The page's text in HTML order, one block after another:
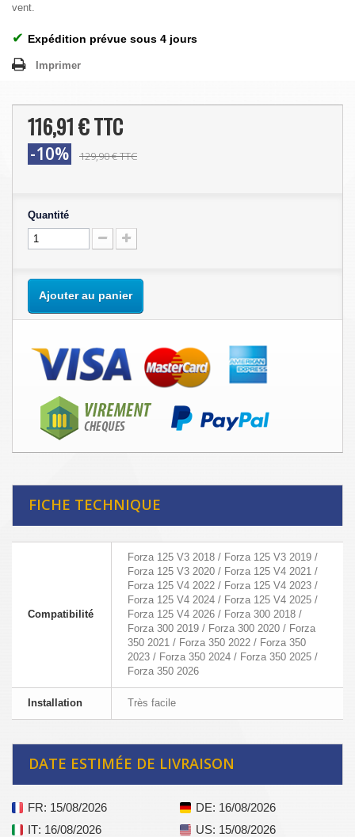
vent.
✔ Expédition prévue sous 4 jours
Imprimer
116,91 €TTC
-10% 129,90 €TTC
Quantité
Ajouter au panier
FICHE TECHNIQUE
Compatibilité
Forza 125 V3 2018 / Forza 125 V3 2019 /
Forza 125 V3 2020 / Forza 125 V4 2021 /
Forza 125 V4 2022 / Forza 125 V4 2023 /
Forza 125 V4 2024 / Forza 125 V4 2025 /
Forza 125 V4 2026 / Forza 300 2018 /
Forza 300 2019 / Forza 300 2020 / Forza
350 2021 / Forza 350 2022 / Forza 350
2023 / Forza 350 2024 / Forza 350 2025 /
Forza 350 2026
Installation Très facile
DATE ESTIMÉE DE LIVRAISON
FR: 15/08/2026 DE: 16/08/2026
IT: 16/08/2026 US: 15/08/2026